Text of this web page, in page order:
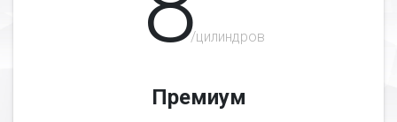
/цилиндров
Премиум